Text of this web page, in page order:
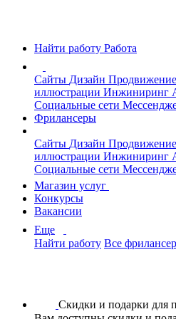
Найти работу Работа
Сайты Дизайн
иллюстрации Инжиниринг
Социальные сети
Фрилансеры
Сайты Дизайн
иллюстрации Инжиниринг
Социальные сети
Магазин услуг
Конкурсы
Вакансии
Еще
Найти работу Все
Скидки и подарки для